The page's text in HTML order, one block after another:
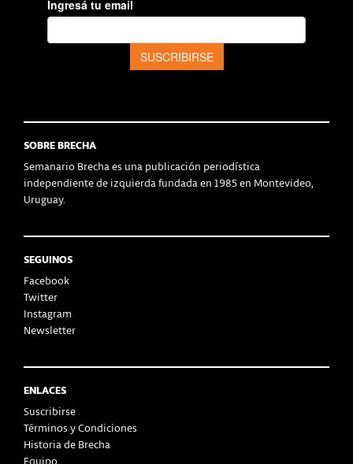
SOBRE BRECHA
Semanario Brecha es una publicación periodística
independiente de izquierda fundada en 1985 en Montevideo,
Uruguay.
SEGUINOS
Facebook
Twitter
Instagram
Newsletter
ENLACES
Suscribirse
Términos y Condiciones
Historia de Brecha
Equipo